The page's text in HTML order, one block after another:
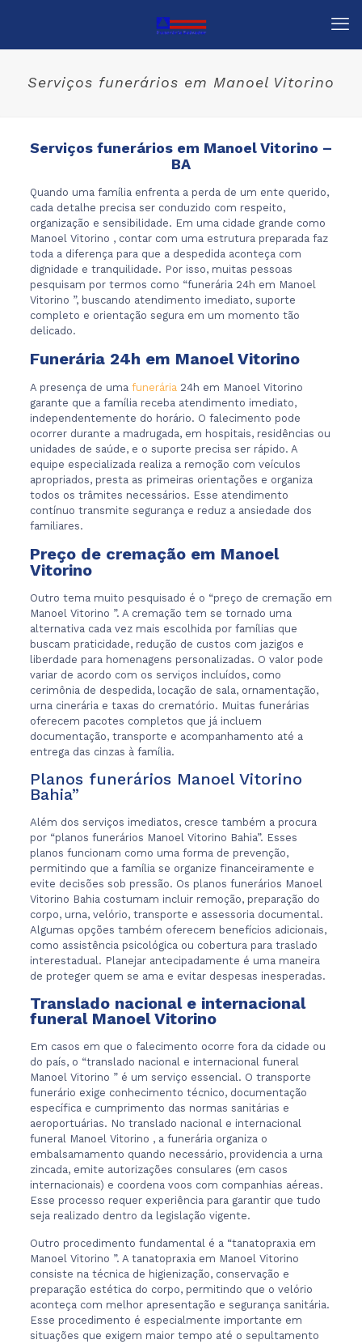
Serviços funerários em Manoel Vitorino
Serviços funerários em Manoel Vitorino –
BA
Quando uma família enfrenta a perda de um ente querido,
cada detalhe precisa ser conduzido com respeito,
organização e sensibilidade. Em uma cidade grande como
Manoel Vitorino , contar com uma estrutura preparada faz
toda a diferença para que a despedida aconteça com
dignidade e tranquilidade. Por isso, muitas pessoas
pesquisam por termos como “funerária 24h em Manoel
Vitorino ”, buscando atendimento imediato, suporte
completo e orientação segura em um momento tão
delicado.
Funerária 24h em Manoel Vitorino
A presença de uma funerária24h em Manoel Vitorino
garante que a família receba atendimento imediato,
independentemente do horário. O falecimento pode
ocorrer durante a madrugada, em hospitais, residências ou
unidades de saúde, e o suporte precisa ser rápido. A
equipe especializada realiza a remoção com veículos
apropriados, presta as primeiras orientações e organiza
todos os trâmites necessários. Esse atendimento
contínuo transmite segurança e reduz a ansiedade dos
familiares.
Preço de cremação em Manoel
Vitorino
Outro tema muito pesquisado é o “preço de cremação em
Manoel Vitorino ”. A cremação tem se tornado uma
alternativa cada vez mais escolhida por famílias que
buscam praticidade, redução de custos com jazigos e
liberdade para homenagens personalizadas. O valor pode
variar de acordo com os serviços incluídos, como
cerimônia de despedida, locação de sala, ornamentação,
urna cinerária e taxas do crematório. Muitas funerárias
oferecem pacotes completos que já incluem
documentação, transporte e acompanhamento até a
entrega das cinzas à família.
Planos funerários Manoel Vitorino
Bahia”
Além dos serviços imediatos, cresce também a procura
por “planos funerários Manoel Vitorino Bahia”. Esses
planos funcionam como uma forma de prevenção,
permitindo que a família se organize financeiramente e
evite decisões sob pressão. Os planos funerários Manoel
Vitorino Bahia costumam incluir remoção, preparação do
corpo, urna, velório, transporte e assessoria documental.
Algumas opções também oferecem benefícios adicionais,
como assistência psicológica ou cobertura para traslado
interestadual. Planejar antecipadamente é uma maneira
de proteger quem se ama e evitar despesas inesperadas.
Translado nacional e internacional
funeral Manoel Vitorino
Em casos em que o falecimento ocorre fora da cidade ou
do país, o “translado nacional e internacional funeral
Manoel Vitorino ” é um serviço essencial. O transporte
funerário exige conhecimento técnico, documentação
específica e cumprimento das normas sanitárias e
aeroportuárias. No translado nacional e internacional
funeral Manoel Vitorino , a funerária organiza o
embalsamamento quando necessário, providencia a urna
zincada, emite autorizações consulares (em casos
internacionais) e coordena voos com companhias aéreas.
Esse processo requer experiência para garantir que tudo
seja realizado dentro da legislação vigente.
Outro procedimento fundamental é a “tanatopraxia em
Manoel Vitorino ”. A tanatopraxia em Manoel Vitorino
consiste na técnica de higienização, conservação e
preparação estética do corpo, permitindo que o velório
aconteça com melhor apresentação e segurança sanitária.
Esse procedimento é especialmente importante em
situações que exigem maior tempo até o sepultamento